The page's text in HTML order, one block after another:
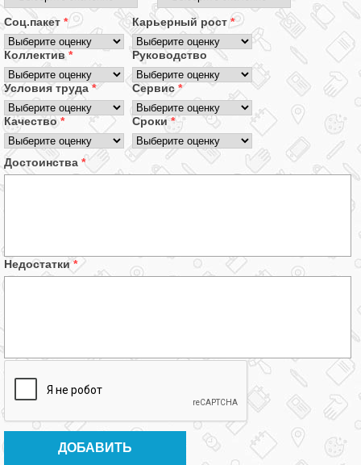
Соц.пакет * Карьерный рост*
Коллектив * Руководство
Условия труда* Сервис *
Качество * Сроки*
Достоинства *
Недостатки*